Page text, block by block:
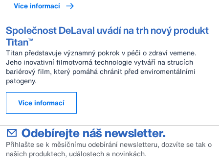
Více informací
Společnost DeLaval uvádí na trh nový produkt
Titan™
Titan představuje významný pokrok v péči o zdraví vemene.
Jeho inovativní filmotvorná technologie vytváří na strucích
bariérový film, který pomáhá chránit před enviromentálními
patogeny.
Více informací
Odebírejte náš newsletter.
Přihlašte se k měsíčnímu odebírání newsletteru, dozvíte se tak o
našich produktech, událostech a novinkách.